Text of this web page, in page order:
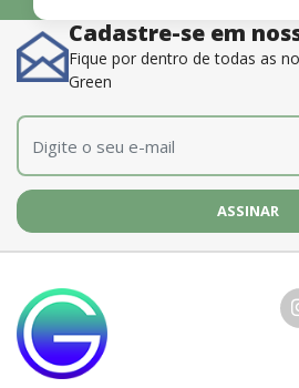
Cadastre-se em
Fique por dentro de todas as
Green
E-mail